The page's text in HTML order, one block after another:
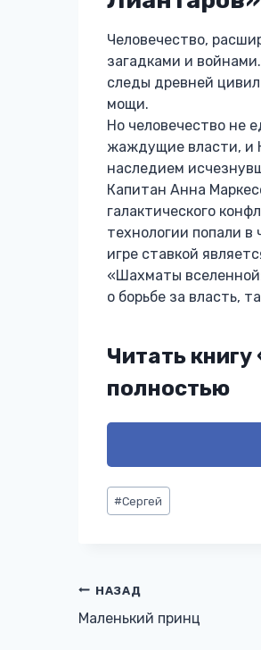
Человечество,
загадками и
следы древней
мощи.
Но человечество не
жаждущие власти, и
наследием
Капитан Анна
галактического
технологии попали
игре ставкой
«Шахматы
о борьбе за власть,
Читать
полностью
Метки
записи:
#Сергей
Навигация
по
НАЗАД
Маленький принц